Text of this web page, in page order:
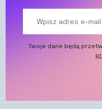
Twoje dane będą